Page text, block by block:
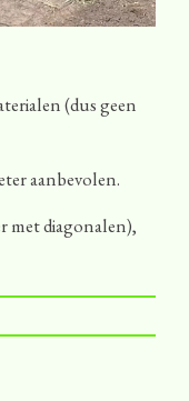
(dus geen
aanbevolen.
met diagonalen),